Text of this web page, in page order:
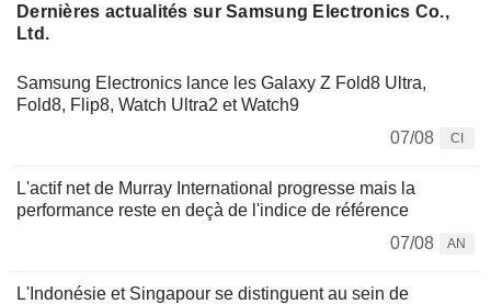
Dernières actualités sur Samsung Electronics Co.,
Ltd.
Samsung Electronics lance les Galaxy Z Fold8 Ultra,
Fold8, Flip8, Watch Ultra2 et Watch9
07/08
CI
L'actif net de Murray International progresse mais la
performance reste en deçà de l'indice de référence
07/08
AN
L'Indonésie et Singapour se distinguent au sein de